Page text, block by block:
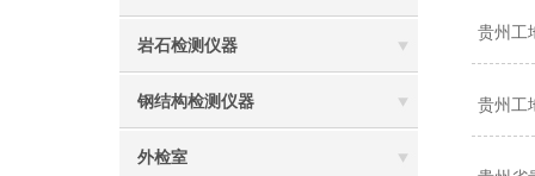
岩石检测仪器
钢结构检测仪器
外检室
贵州工
贵州工